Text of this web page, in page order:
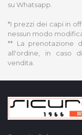
su Whatsapp.
*I prezzi dei capi in
nessun modo
** La prenotazione
all'ordine, in caso
vendita.